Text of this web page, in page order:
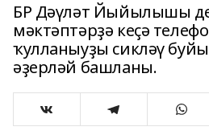
БР Дәүләт Йыйылышы
мәктәптәрҙә кеҫә
ҡулланыуҙы сикләү
әҙерләй башланы.